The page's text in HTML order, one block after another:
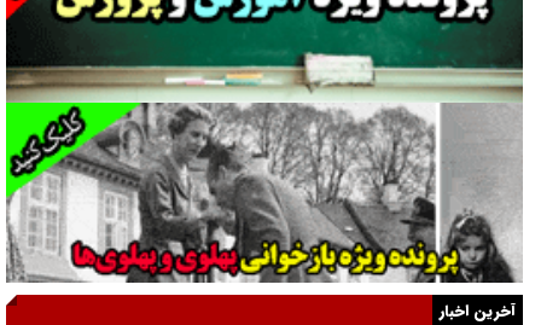
جراحی‌های زیبایی با مدرک فوق‌دیپلم! + گفت‌وگو با متهم
گفت‌وگو با همسر یکی از شهدای جنگ رمضان/ پیکر بی‌سر شهید را از
انگشت‌های پا شناسایی کردیم
نسلی که آنلاین الگو می‌گیرد
گفت‌وگو با آیت‌الله جاودان/ جفای مخالفان مکانت معنوی رهبر شهید را
ارتقا می‌داد
آخرین اخبار